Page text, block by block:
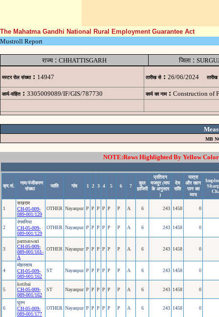
The Mahatma Gandhi National Rural Employment Guarantee Act
Mustroll Report
राज्य: CHHATTISGARH जिला:
मस्टर रोल संख्या : 14947 तारीख से : 26/06/2024 तारीख
कार्य-संहित : 3305009089/IF/GIS/787730 कार्य का नाम : Construction of
MB
NOTE:Rows Highlighted By Yellow
क्र.सं.
नाम/पंजीकरण
संख्या
जाति गांव 1 2 3 4 5 6 7
कुल
हाजिरी
प्रतिदन
मजदूर (माप
के अनुसार
)
देय
राशि
यात्रा
और खान
पान का
व्यय
1
सखराम
CH-05-009-
089-001/129
OTHER Nayanpur P P P P P P A 6 243 1458 0
2
रंगमनिया
CH-05-009-
089-001/129
OTHER Nayanpur P P P P P P A 6 243 1458 0
3
parmaswari
CH-05-009-
089-001/161-
A
OTHER Nayanpur P P P P P P A 6 243 1458 0
4
मोहरसाय
CH-05-009-
089-001/162
ST Nayanpur P P P P P P A 6 243 1458 0
5
kotibai
CH-05-009-
089-001/162
ST Nayanpur P P P P P P A 6 243 1458 0
6
घूरन
CH-05-009-
089-001/177
OTHER Nayanpur P P P P P P A 6 243 1458 0